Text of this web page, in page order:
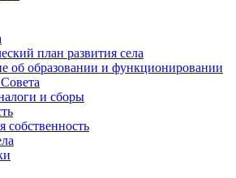
план развития села
об образовании и функционировании
и сборы
собственность